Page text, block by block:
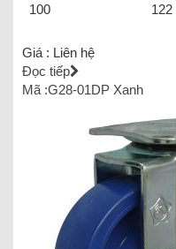
100 122
Giá : Liên hệ
Đọc tiếp
Mã :G28-01DP Xanh